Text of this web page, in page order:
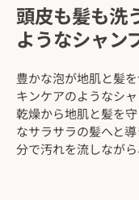
頭皮も​髪も​洗
ような​シャン
豊かな泡が地肌と髪
キンケアのようなシャ
乾燥から地肌と髪を
なサラサラの髪へと
分で汚れを流しなが